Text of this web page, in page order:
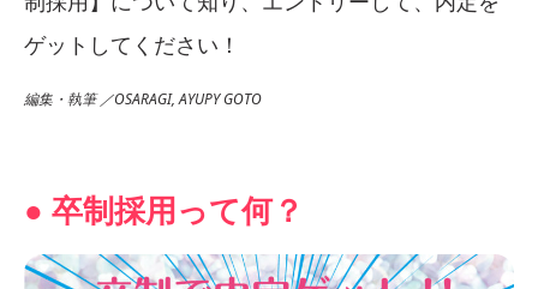
ゲットしてください！
編集・執筆 ／OSARAGI, AYUPY GOTO
● 卒制採用って何？